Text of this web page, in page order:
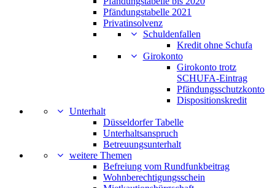
Pfändungstabelle 2021
Privatinsolvenz
Schuldenfallen
Kredit ohne Schufa
Girokonto
Girokonto trotz
SCHUFA-Eintrag
Pfändungsschutzkonto
Dispositionskredit
Unterhalt
Düsseldorfer Tabelle
Unterhaltsanspruch
Betreuungsunterhalt
weitere Themen
Befreiung vom Rundfunkbeitrag
Wohnberechtigungsschein